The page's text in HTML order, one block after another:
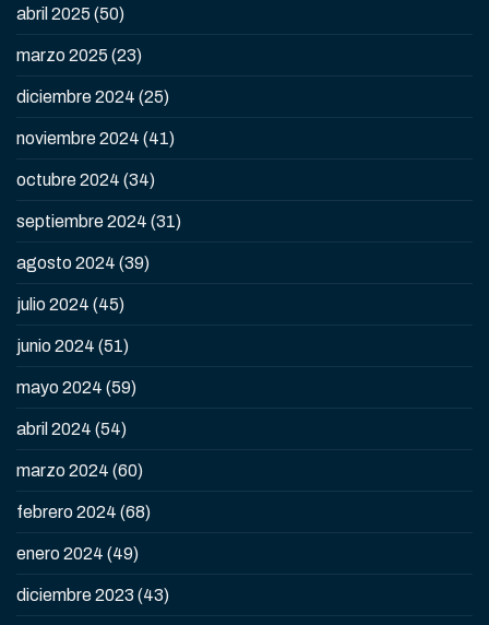
abril 2025 (50)
marzo 2025 (23)
diciembre 2024 (25)
noviembre 2024 (41)
octubre 2024 (34)
septiembre 2024 (31)
agosto 2024 (39)
julio 2024 (45)
junio 2024 (51)
mayo 2024 (59)
abril 2024 (54)
marzo 2024 (60)
febrero 2024 (68)
enero 2024 (49)
diciembre 2023 (43)